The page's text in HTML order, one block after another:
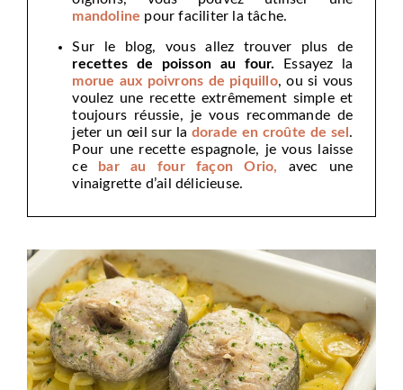
mandoline pour faciliter la tâche.
Sur le blog, vous allez trouver plus de
recettes de poisson au four. Essayez la
morue aux poivrons de piquillo, ou si vous
voulez une recette extrêmement simple et
toujours réussie, je vous recommande de
jeter un œil sur la dorade en croûte de sel .
Pour une recette espagnole, je vous laisse
ce
bar au four façon Orio, avec une
vinaigrette d’ail délicieuse.